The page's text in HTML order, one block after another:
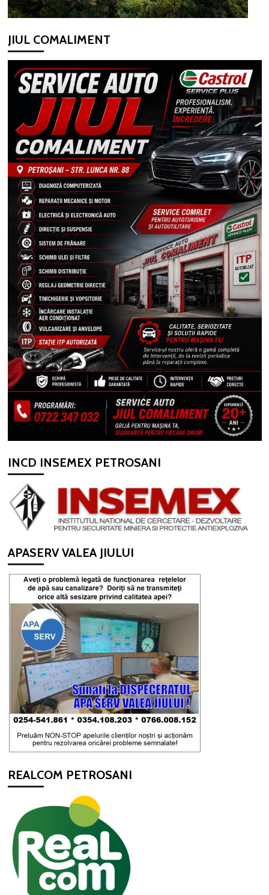
JIUL COMALIMENT
INCD INSEMEX PETROSANI
APASERV VALEA JIULUI
REALCOM PETROSANI